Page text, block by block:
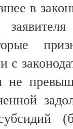
в
с
не